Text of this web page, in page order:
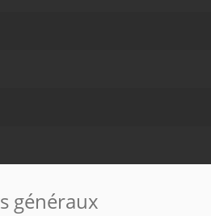
généraux